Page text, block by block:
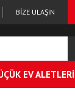
BİZE ULAŞIN
EV ALETLERİ